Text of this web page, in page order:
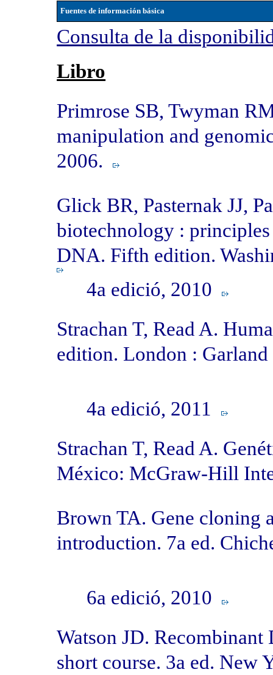
Fuentes de información básica
Consulta de la
Libro
Primrose SB, Twyman
manipulation and
2006.
Glick BR, Pasternak JJ,
biotechnology :
DNA. Fifth edition.
4a edició, 2010
Strachan T, Read A.
edition. London :
4a edició, 2011
Strachan T, Read A.
México: McGraw-Hill
Brown TA. Gene cloning
introduction. 7a ed.
6a edició, 2010
Watson JD. Recombinant
short course. 3a ed. New